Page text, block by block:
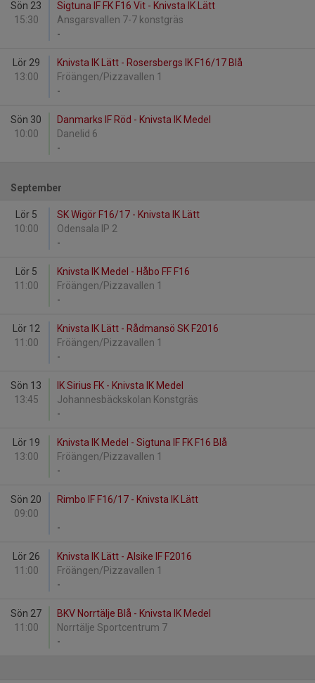
Sön 23
15:30
Sigtuna IF FK F16 Vit - Knivsta IK Lätt
Ansgarsvallen 7-7 konstgräs
-
Lör 29
13:00
Knivsta IK Lätt - Rosersbergs IK F16/17 Blå
Fröängen/Pizzavallen 1
-
Sön 30
10:00
Danmarks IF Röd - Knivsta IK Medel
Danelid 6
-
September
Lör 5
10:00
SK Wigör F16/17 - Knivsta IK Lätt
Odensala IP 2
-
Lör 5
11:00
Knivsta IK Medel - Håbo FF F16
Fröängen/Pizzavallen 1
-
Lör 12
11:00
Knivsta IK Lätt - Rådmansö SK F2016
Fröängen/Pizzavallen 1
-
Sön 13
13:45
IK Sirius FK - Knivsta IK Medel
Johannesbäckskolan Konstgräs
-
Lör 19
13:00
Knivsta IK Medel - Sigtuna IF FK F16 Blå
Fröängen/Pizzavallen 1
-
Sön 20
09:00
Rimbo IF F16/17 - Knivsta IK Lätt
-
Lör 26
11:00
Knivsta IK Lätt - Alsike IF F2016
Fröängen/Pizzavallen 1
-
Sön 27
11:00
BKV Norrtälje Blå - Knivsta IK Medel
Norrtälje Sportcentrum 7
-